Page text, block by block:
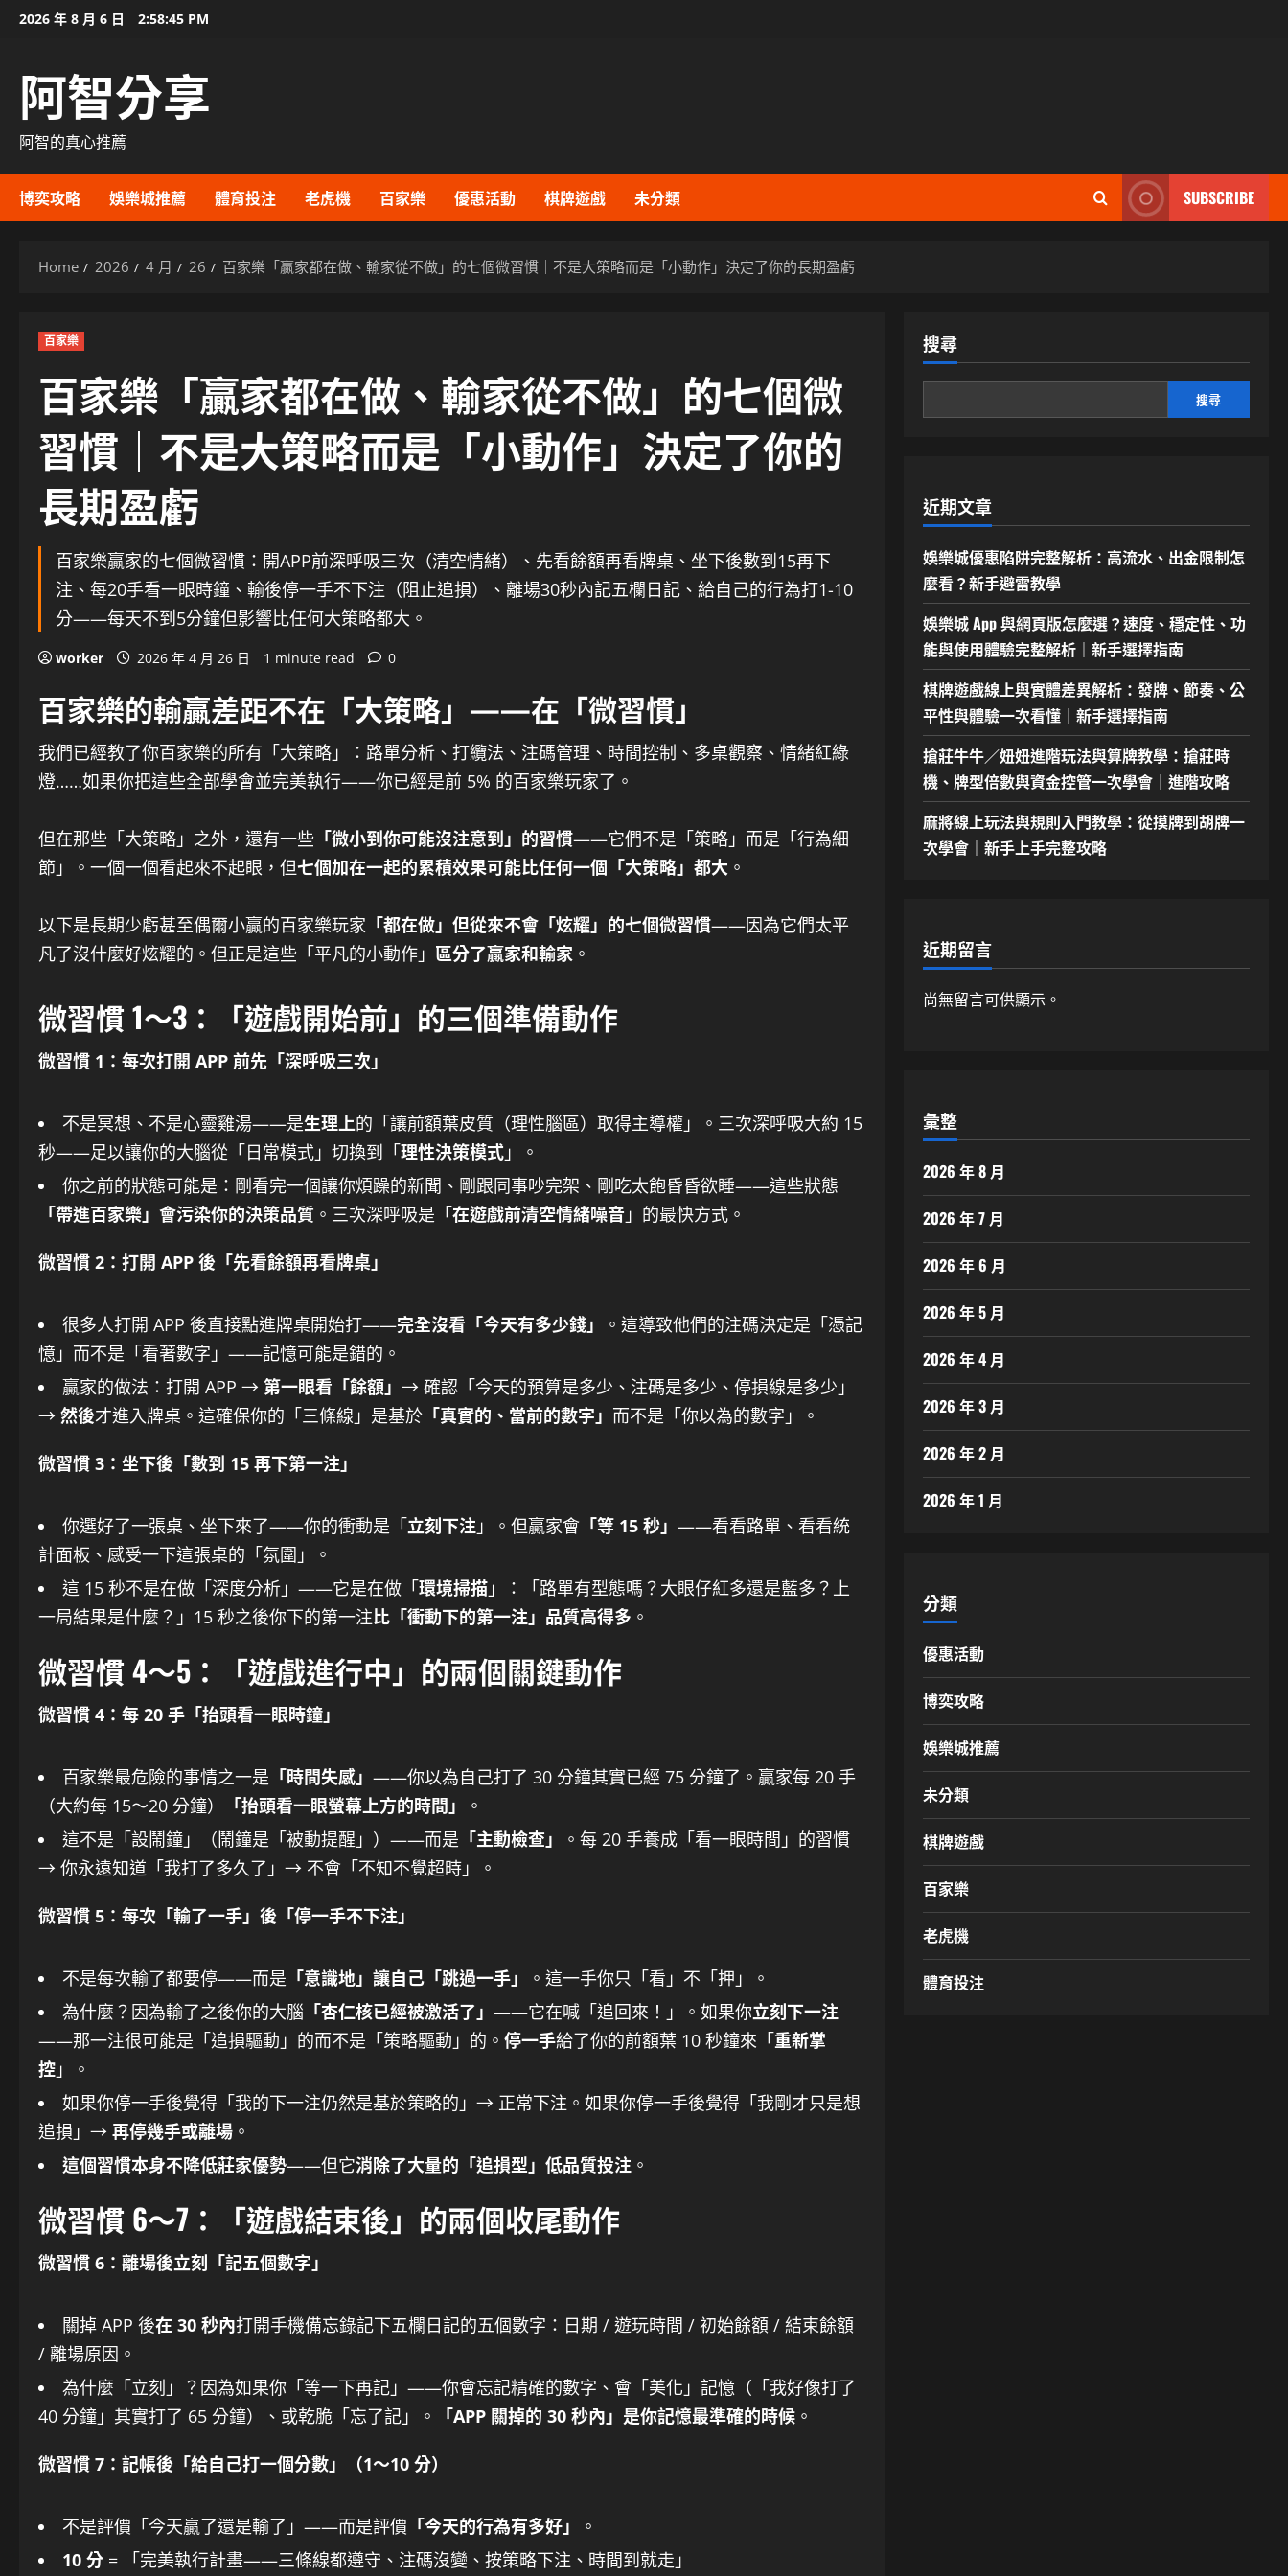
Skip2026 年 8 月 6 日 2:58:46 PM
阿智分享
阿智的真心推薦
博奕攻略 娛樂城推薦 體育投注 老虎機 百家樂 優惠活動 棋牌遊戲 未分類 SUBSCRIBE
Home 2026 4 月 26 百家樂「贏家都在做、輸家從不做」的七個微習慣｜不是大策略而是「小動作」決定了你的長期盈虧
百家樂
百家樂「贏家都在做、輸家從不做」的七個微
習慣｜不是大策略而是「小動作」決定了你的
長期盈虧
百家樂贏家的七個微習慣：開APP前深呼吸三次（清空情緒）、先看餘額再看牌桌、坐下後數到15再下
注、每20手看一眼時鐘、輸後停一手不下注（阻止追損）、離場30秒內記五欄日記、給自己的行為打1-10
分——每天不到5分鐘但影響比任何大策略都大。
worker 2026 年 4 月 26 日 1 minute read 0
百家樂的輸贏差距不在「大策略」——在「微習慣」
我們已經教了你百家樂的所有「大策略」：路單分析、打纜法、注碼管理、時間控制、多桌觀察、情緒紅綠
燈……如果你把這些全部學會並完美執行——你已經是前 5% 的百家樂玩家了。
但在那些「大策略」之外，還有一些 「微小到你可能沒注意到」的習慣——它們不是「策略」而是「行為細
節」。一個一個看起來不起眼，但七個加在一起的累積效果可能比任何一個「大策略」都大 。
以下是長期少虧甚至偶爾小贏的百家樂玩家 「都在做」但從來不會「炫耀」的七個微習慣——因為它們太平
凡了沒什麼好炫耀的。但正是這些「平凡的小動作」 區分了贏家和輸家 。
微習慣 1～3：「遊戲開始前」的三個準備動作
微習慣 1：每次打開 APP 前先「深呼吸三次」
不是冥想、不是心靈雞湯——是生理上的「讓前額葉皮質（理性腦區）取得主導權」。三次深呼吸大約 15
秒——足以讓你的大腦從「日常模式」切換到「理性決策模式 」。
你之前的狀態可能是：剛看完一個讓你煩躁的新聞、剛跟同事吵完架、剛吃太飽昏昏欲睡——這些狀態
「帶進百家樂」會污染你的決策品質 。三次深呼吸是「在遊戲前清空情緒噪音 」的最快方式。
微習慣 2：打開 APP 後「先看餘額再看牌桌」
很多人打開 APP 後直接點進牌桌開始打——完全沒看「今天有多少錢」
。這導致他們的注碼決定是「憑記
憶」而不是「看著數字」——記憶可能是錯的。
贏家的做法：打開 APP → 第一眼看「餘額」 → 確認「今天的預算是多少、注碼是多少、停損線是多少」
→ 然後才進入牌桌。這確保你的「三條線」是基於 「真實的、當前的數字」 而不是「你以為的數字」。
微習慣 3：坐下後「數到 15 再下第一注」
你選好了一張桌、坐下來了——你的衝動是「立刻下注 」。但贏家會 「等 15 秒」 ——看看路單、看看統
計面板、感受一下這張桌的「氛圍」。
這 15 秒不是在做「深度分析」——它是在做「環境掃描 」：「路單有型態嗎？大眼仔紅多還是藍多？上
一局結果是什麼？」15 秒之後你下的第一注比「衝動下的第一注」品質高得多 。
微習慣 4～5：「遊戲進行中」的兩個關鍵動作
微習慣 4：每 20 手「抬頭看一眼時鐘」
百家樂最危險的事情之一是 「時間失感」 ——你以為自己打了 30 分鐘其實已經 75 分鐘了。贏家每 20 手
（大約每 15～20 分鐘）
「抬頭看一眼螢幕上方的時間」
。
這不是「設鬧鐘」（鬧鐘是「被動提醒」）——而是 「主動檢查」
。每 20 手養成「看一眼時間」的習慣
→ 你永遠知道「我打了多久了」→ 不會「不知不覺超時」。
微習慣 5：每次「輸了一手」後「停一手不下注」
不是每次輸了都要停——而是 「意識地」讓自己「跳過一手」
。這一手你只「看」不「押」。
為什麼？因為輸了之後你的大腦 「杏仁核已經被激活了」 ——它在喊「追回來！」。如果你立刻下一注
——那一注很可能是「追損驅動」的而不是「策略驅動」的。 停一手給了你的前額葉 10 秒鐘來「重新掌
控 」。
如果你停一手後覺得「我的下一注仍然是基於策略的」→ 正常下注。如果你停一手後覺得「我剛才只是想
追損」→ 再停幾手或離場 。
這個習慣本身不降低莊家優勢——但它消除了大量的「追損型」低品質投注 。
微習慣 6～7：「遊戲結束後」的兩個收尾動作
微習慣 6：離場後立刻「記五個數字」
關掉 APP 後在 30 秒內打開手機備忘錄記下五欄日記的五個數字：日期 / 遊玩時間 / 初始餘額 / 結束餘額
/ 離場原因。
為什麼「立刻」？因為如果你「等一下再記」——你會忘記精確的數字、會「美化」記憶（「我好像打了
40 分鐘」其實打了 65 分鐘）、或乾脆「忘了記」。
「APP 關掉的 30 秒內」是你記憶最準確的時候 。
微習慣 7：記帳後「給自己打一個分數」（1～10 分）
不是評價「今天贏了還是輸了」——而是評價 「今天的行為有多好」
。
10 分 = 「完美執行計畫——三條線都遵守、注碼沒變、按策略下注、時間到就走」
搜尋
搜尋
近期文章
娛樂城優惠陷阱完整解析：高流水、出金限制怎
麼看？新手避雷教學
娛樂城 App 與網頁版怎麼選？速度、穩定性、功
能與使用體驗完整解析｜新手選擇指南
棋牌遊戲線上與實體差異解析：發牌、節奏、公
平性與體驗一次看懂｜新手選擇指南
搶莊牛牛／妞妞進階玩法與算牌教學：搶莊時
機、牌型倍數與資金控管一次學會｜進階攻略
麻將線上玩法與規則入門教學：從摸牌到胡牌一
次學會｜新手上手完整攻略
近期留言
尚無留言可供顯示。
彙整
2026 年 8 月
2026 年 7 月
2026 年 6 月
2026 年 5 月
2026 年 4 月
2026 年 3 月
2026 年 2 月
2026 年 1 月
分類
優惠活動
博奕攻略
娛樂城推薦
未分類
棋牌遊戲
百家樂
老虎機
體育投注